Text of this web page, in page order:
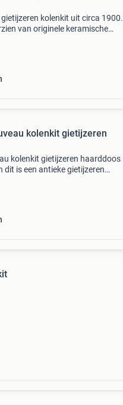
kolenkit uit circa 1900.
van originele keramische
kolenkit gietijzeren
kolenkit gietijzeren haarddoos
dit is een antieke gietijzeren